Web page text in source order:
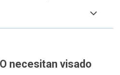
necesitan visado